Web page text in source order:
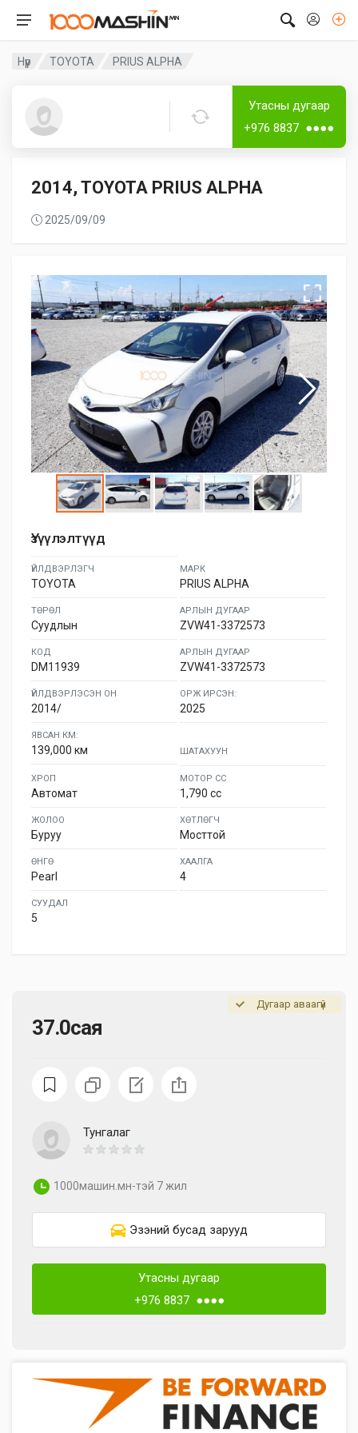
Нүүр TOYOTA PRIUS ALPHA
Утасны дугаар
+976 8837 ●●●●
2014, TOYOTA PRIUS ALPHA
2025/09/09
37.0сая
Дугаар аваагүй
Тунгалаг
1000машин.мн-тэй 7 жил
Эзэний бусад зарууд
Утасны дугаар
+976 8837 ●●●●
Үзүүлэлтүүд
ҮЙЛДВЭРЛЭГЧ
TOYOTA
МАРК
PRIUS ALPHA
ТӨРӨЛ
Суудлын
АРЛЫН ДУГААР
ZVW41-3372573
КОД
DM11939
АРЛЫН ДУГААР
ZVW41-3372573
ҮЙЛДВЭРЛЭСЭН ОН
2014/
ОРЖ ИРСЭН:
2025
ЯВСАН КМ:
139,000 км ШАТАХУУН
ХРОП
Автомат
МОТОР СС
1,790 cc
ЖОЛОО
Буруу
ХӨТЛӨГЧ
Мосттой
ӨНГӨ
Pearl
ХААЛГА
4
СУУДАЛ
5